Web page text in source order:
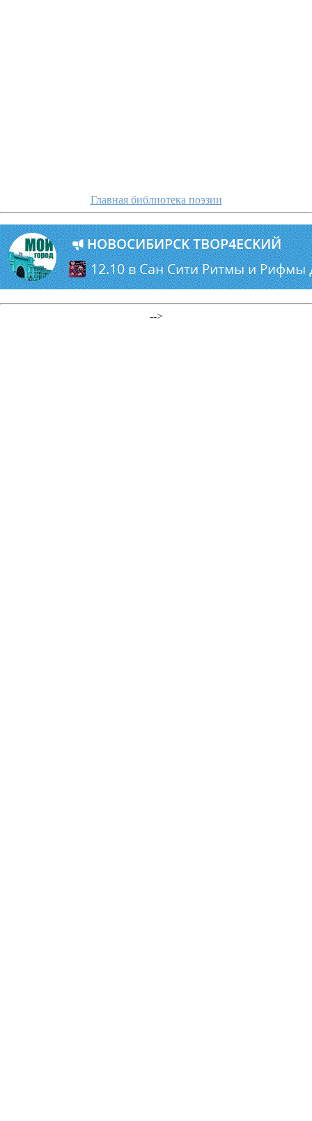
Главная библиотека поэзии
-->